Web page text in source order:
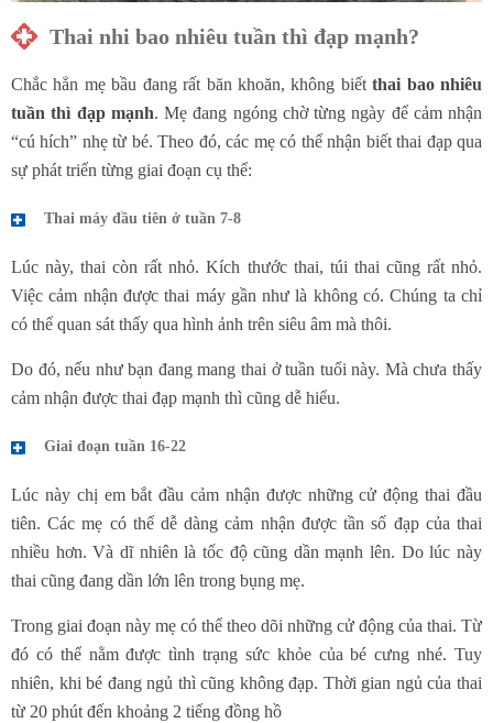
Thai nhi bao nhiêu tuần thì đạp mạnh?
Chắc hẳn mẹ bầu đang rất băn khoăn, không biếtthai bao nhiêu
tuần thì đạp mạnh. Mẹ đang ngóng chờ từng ngày để cảm nhận
“cú hích” nhẹ từ bé. Theo đó, các mẹ có thể nhận biết thai đạp qua
sự phát triển từng giai đoạn cụ thể:
Thai máy đầu tiên ở tuần 7-8
Lúc này, thai còn rất nhỏ. Kích thước thai, túi thai cũng rất nhỏ.
Việc cảm nhận được thai máy gần như là không có. Chúng ta chỉ
có thể quan sát thấy qua hình ảnh trên siêu âm mà thôi.
Do đó, nếu như bạn đang mang thai ở tuần tuổi này. Mà chưa thấy
cảm nhận được thai đạp mạnh thì cũng dễ hiểu.
Giai đoạn tuần 16-22
Lúc này chị em bắt đầu cảm nhận được những cử động thai đầu
tiên. Các mẹ có thể dễ dàng cảm nhận được tần số đạp của thai
nhiều hơn. Và dĩ nhiên là tốc độ cũng dần mạnh lên. Do lúc này
thai cũng đang dần lớn lên trong bụng mẹ.
Trong giai đoạn này mẹ có thể theo dõi những cử động của thai. Từ
đó có thể nằm được tình trạng sức khỏe của bé cưng nhé. Tuy
nhiên, khi bé đang ngủ thì cũng không đạp. Thời gian ngủ của thai
từ 20 phút đến khoảng 2 tiếng đồng hồ